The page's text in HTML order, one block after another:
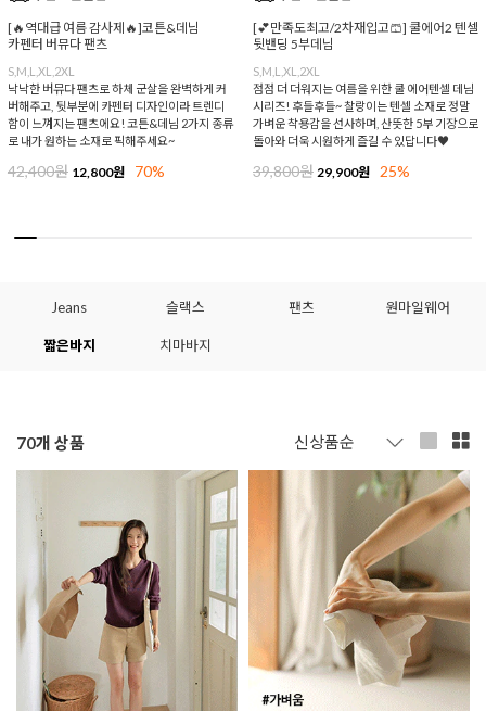
[🔥역대급 여름 감사제🔥]코튼&데님
카펜터 버뮤다 팬츠
S,M,L,XL,2XL
낙낙한 버뮤다 팬츠로 하체 군살을 완벽하게 커
버해주고, 뒷부분에 카펜터 디자인이라 트렌디
함이 느껴지는 팬츠에요! 코튼&데님 2가지 종류
로 내가 원하는 소재로 픽해주세요~
42,400원 12,800원 70%
[💕만족도최고/2차재입고🩳] 쿨에어2 텐셀
뒷밴딩 5부데님
S,M,L,XL,2XL
점점 더 더워지는 여름을 위한 쿨 에어텐셀 데님
시리즈! 후들후들~ 찰랑이는 텐셀 소재로 정말
가벼운 착용감을 선사하며, 산뜻한 5부 기장으로
돌아와 더욱 시원하게 즐길 수 있답니다♥
39,800원 29,900원 25%
Jeans 슬랙스 팬츠 원마일웨어
짧은바지 치마바지
70개 상품